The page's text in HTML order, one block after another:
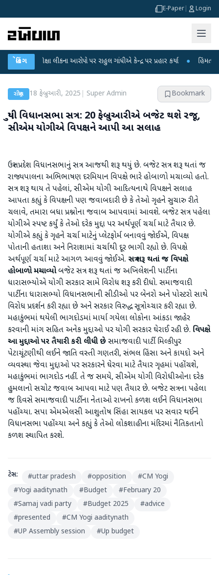
E-Paper Login
બ્રેકિંગ
પરીક્ષા લીકના આરોપો પર રાહુલ ગાંધીએ કેન્દ્ર પર પ્રહાર કર્યા ● હિંમતનગરમાં
રાષ્ટ્રીય 18 ફેબ્રુઆરી, 2025 Super Admin Bookmark
યુપી વિધાનસભા સત્ર: 20 ફેબ્રુઆરીએ બજેટ થશે રજૂ,
સીએમ યોગીએ વિપક્ષને આપી આ સલાહ
ઉત્તર પ્રદેશ વિધાનસભાનું સત્ર આજથી શરૂ થયું છે. બજેટ સત્ર શરૂ થતાં જ
રાજ્યપાલના અભિભાષણ દરમિયાન વિપક્ષે ભારે હોબાળો મચાવ્યો હતો.
સત્ર શરૂ થાય તે પહેલાં, સીએમ યોગી આદિત્યનાથે વિપક્ષને સલાહ
આપતા કહ્યું કે વિપક્ષની પણ જવાબદારી છે કે તેઓ ગૃહને સુચારુ રીતે
ચલાવે, તમારા બધા પ્રશ્નોના જવાબ આપવામાં આવશે. બજેટ સત્ર પહેલા
યોગીએ સ્પષ્ટ કર્યું કે તેઓ દરેક મુદ્દા પર અર્થપૂર્ણ ચર્ચા માટે તૈયાર છે.
યોગીએ કહ્યું કે ગૃહને ચર્ચા માટેનું પ્લેટફોર્મ બનાવવું જોઈએ, વિપક્ષ
પોતાની હતાશા અને નિરાશામાં ચર્ચાથી દૂર ભાગી રહ્યો છે. વિપક્ષે
અર્થપૂર્ણ ચર્ચા માટે આગળ આવવું જોઈએ. સત્ર શરૂ થતાં જ વિપક્ષે
હોબાળો મચાવ્યોબજેટ સત્ર શરૂ થતાં જ અખિલેશની પાર્ટીના
ધારાસભ્યોએ યોગી સરકાર સામે વિરોધ શરૂ કરી દીધો. સમાજવાદી
પાર્ટીના ધારાસભ્યો વિધાનસભાની સીડીઓ પર બેનરો અને પોસ્ટરો સાથે
વિરોધ પ્રદર્શન કરી રહ્યા છે અને સરકાર વિરુદ્ધ સૂત્રોચ્ચાર કરી રહ્યા છે.
મહાકુંભમાં થયેલી ભાગદોડમાં માર્યા ગયેલા લોકોના આંકડા જાહેર
કરવાની માંગ સહિત અનેક મુદ્દાઓ પર યોગી સરકાર ઘેરાઈ રહી છે. વિપક્ષે
આ મુદ્દાઓ પર તૈયારી કરી લીધી છેસમાજવાદી પાર્ટી મિલ્કીપુર
પેટાચૂંટણીથી લઈને જાતિ વસ્તી ગણતરી, સંભલ હિંસા અને કાયદો અને
વ્યવસ્થા જેવા મુદ્દાઓ પર સરકારને ઘેરવા માટે તૈયાર ગૃહમાં પહોંચશે,
મહાકુંભમાં ભાગદોડ નહીં. તે જ સમયે, સીએમ યોગી વિરોધીઓના દરેક
હુમલાનો સચોટ જવાબ આપવા માટે પણ તૈયાર છે. બજેટ સત્રના પહેલા
જ દિવસે સમાજવાદી પાર્ટીના નેતાઓ રાખનો કળશ લઈને વિધાનસભા
પહોંચ્યા. સપા એમએલસી આશુતોષ સિંહા સાયકલ પર સવાર થઈને
વિધાનસભા પહોંચ્યા અને કહ્યું કે તેઓ લોકશાહીના મંદિરમાં નૈતિકતાનો
કળશ સ્થાપિત કરશે.
ટેગ્સ: #uttar pradesh #opposition #CM Yogi
#Yogi aaditynath #Budget #February 20
#Samaj vadi party #Budget 2025 #advice
#presented #CM Yogi aaditynath
#UP Assembly session #Up budget